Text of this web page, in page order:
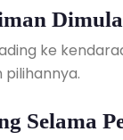
ke
Selama